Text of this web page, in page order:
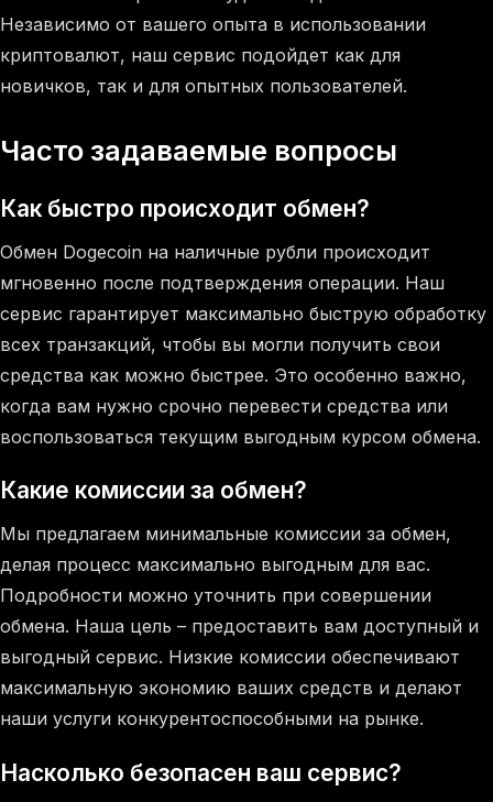
Независимо от вашего опыта в использовании
криптовалют, наш сервис подойдет как для
новичков, так и для опытных пользователей.
Часто задаваемые вопросы
Как быстро происходит обмен?
Обмен Dogecoin на наличные рубли происходит
мгновенно после подтверждения операции. Наш
сервис гарантирует максимально быструю обработку
всех транзакций, чтобы вы могли получить свои
средства как можно быстрее. Это особенно важно,
когда вам нужно срочно перевести средства или
воспользоваться текущим выгодным курсом обмена.
Какие комиссии за обмен?
Мы предлагаем минимальные комиссии за обмен,
делая процесс максимально выгодным для вас.
Подробности можно уточнить при совершении
обмена. Наша цель – предоставить вам доступный и
выгодный сервис. Низкие комиссии обеспечивают
максимальную экономию ваших средств и делают
наши услуги конкурентоспособными на рынке.
Насколько безопасен ваш сервис?